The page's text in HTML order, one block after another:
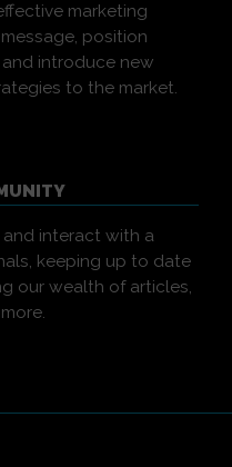
marketing
position
introduce new
to the market.
and interact with a
keeping up to date
our wealth of articles,